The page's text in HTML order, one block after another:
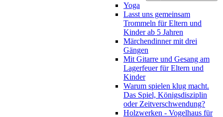
Yoga
Lasst uns gemeinsam
Trommeln für Eltern und
Kinder ab 5 Jahren
Märchendinner mit drei
Gängen
Mit Gitarre und Gesang am
Lagerfeuer für Eltern und
Kinder
Warum spielen klug macht.
Das Spiel, Königsdisziplin
oder Zeitverschwendung?
Holzwerken - Vogelhaus für